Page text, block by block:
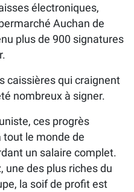
électroniques,
Auchan de
plus de 900 signatures
caissières qui craignent
nombreux à signer.
ces progrès
le monde de
un salaire complet.
une des plus riches du
la soif de profit est